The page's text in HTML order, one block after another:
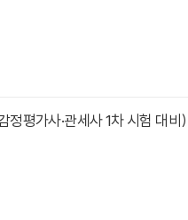
평가사·관세사 1차 시험 대비)